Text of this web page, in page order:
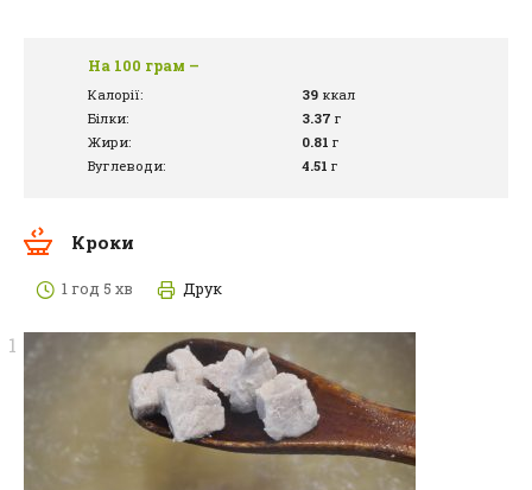
На 100 грам –
Калорії: 39 ккал
Білки:
3.37 г
Жири:
0.81 г
Вуглеводи:
4.51 г
Кроки
1 год 5 хв Друк